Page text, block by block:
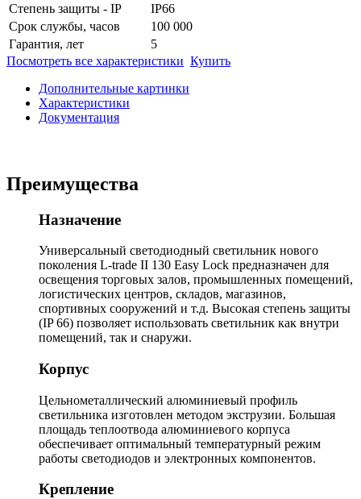
Степень защиты - IP
IP66
Срок службы, часов
100 000
Гарантия, лет
5
Посмотреть все характеристики Купить
Дополнительные картинки
Характеристики
Документация
Преимущества
Назначение
Универсальный светодиодный светильник нового
поколения L-trade II 130 Easy Lock предназначен для
освещения торговых залов, промышленных помещений,
логистических центров, складов, магазинов,
спортивных сооружений и т.д. Высокая степень защиты
(IP 66) позволяет использовать светильник как внутри
помещений, так и снаружи.
Корпус
Цельнометаллический алюминиевый профиль
светильника изготовлен методом экструзии. Большая
площадь теплоотвода алюминиевого корпуса
обеспечивает оптимальный температурный режим
работы светодиодов и электронных компонентов.
Крепление